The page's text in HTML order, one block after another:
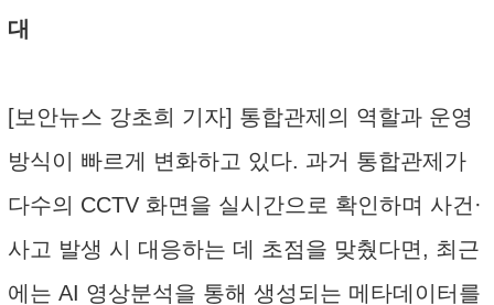
대
[보안뉴스 강초희 기자] 통합관제의 역할과 운영
방식이 빠르게 변화하고 있다. 과거 통합관제가
다수의 CCTV 화면을 실시간으로 확인하며 사건·
사고 발생 시 대응하는 데 초점을 맞췄다면, 최근
에는 AI 영상분석을 통해 생성되는 메타데이터를